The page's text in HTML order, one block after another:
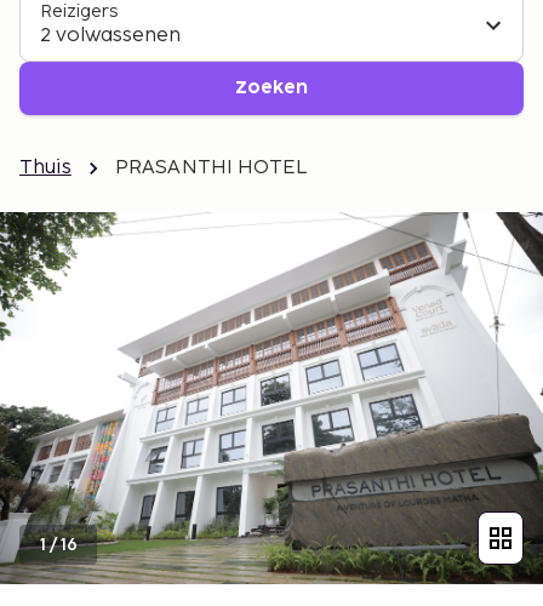
Reizigers
2 volwassenen
Zoeken
Thuis PRASANTHI HOTEL
1/16